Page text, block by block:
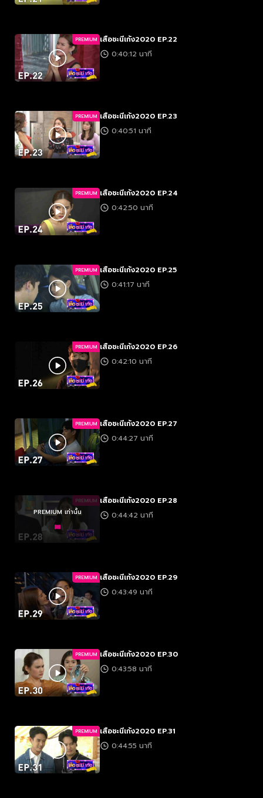
PREMIUM เสือชะนีเก้ง2020 EP.22
0:40:12 นาที
PREMIUM เสือชะนีเก้ง2020 EP.23
0:40:51 นาที
PREMIUM เสือชะนีเก้ง2020 EP.24
0:42:50 นาที
PREMIUM เสือชะนีเก้ง2020 EP.25
0:41:17 นาที
PREMIUM เสือชะนีเก้ง2020 EP.26
0:42:10 นาที
PREMIUM เสือชะนีเก้ง2020 EP.27
0:44:27 นาที
PREMIUM
PREMIUM เท่านั้น
เสือชะนีเก้ง2020 EP.28
0:44:42 นาที
PREMIUM เสือชะนีเก้ง2020 EP.29
0:43:49 นาที
PREMIUM เสือชะนีเก้ง2020 EP.30
0:43:58 นาที
PREMIUM เสือชะนีเก้ง2020 EP.31
0:44:55 นาที